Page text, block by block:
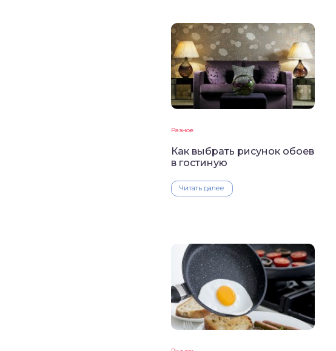
Разное
Как выбрать рисунок обоев
в гостиную
Читать далее